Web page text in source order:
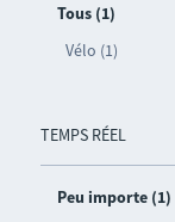
Tous (1)
Vélo (1)
TEMPS RÉEL
Peu importe (1)